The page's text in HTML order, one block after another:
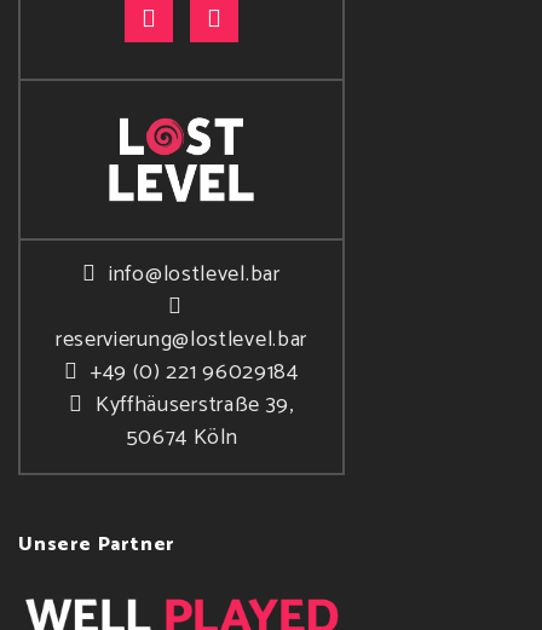
info@lostlevel.bar
reservierung@lostlevel.bar
+49 (0) 221 96029184
Kyffhäuserstraße 39,
50674 Köln
Unsere Partner